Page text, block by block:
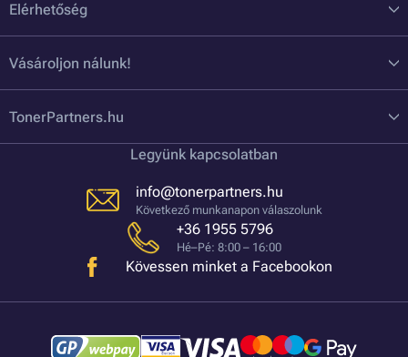
Elérhetőség
Vásároljon nálunk!
TonerPartners.hu
Legyünk kapcsolatban
info@tonerpartners.hu
Következő munkanapon válaszolunk
+36 1955 5796
Hé–Pé: 8:00 – 16:00
Kövessen minket a Facebookon